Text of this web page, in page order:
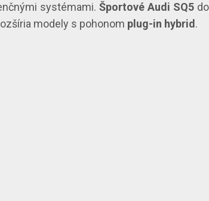
systémami. Športové Audi SQ5
modely s pohonom plug-in hybrid .